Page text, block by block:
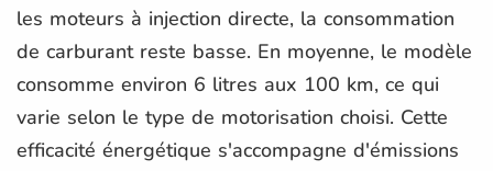
les moteurs à injection directe, la consommation
de carburant reste basse. En moyenne, le modèle
consomme environ 6 litres aux 100 km, ce qui
varie selon le type de motorisation choisi. Cette
efficacité énergétique s'accompagne d'émissions